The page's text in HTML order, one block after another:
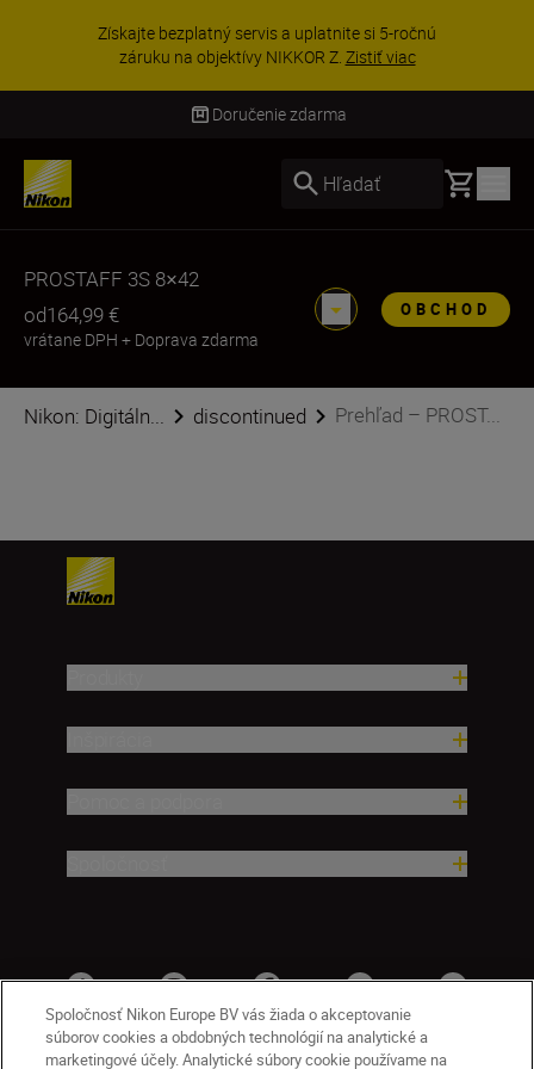
Získajte bezplatný servis a uplatnite si 5-ročnú
záruku na objektívy NIKKOR Z. Zistiť viac
Doručenie zdarma
Hľadať Basket
PROSTAFF 3S 8×42
od164,99 €
vrátane DPH + Doprava zdarma
OBCHOD
Nikon: Digitáln... discontinued Prehľad – PROST...
Spoločnosť Nikon Europe BV vás žiada o akceptovanie
súborov cookies a obdobných technológií na analytické a
marketingové účely. Analytické súbory cookie používame na